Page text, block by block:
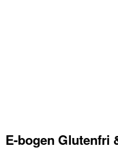
E-bogen Glutenfri